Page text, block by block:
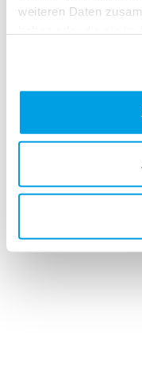
weiteren Daten